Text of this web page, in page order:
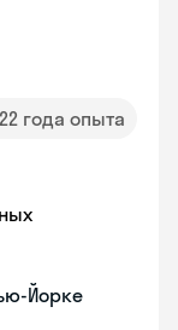
22 года опыта
Йорке